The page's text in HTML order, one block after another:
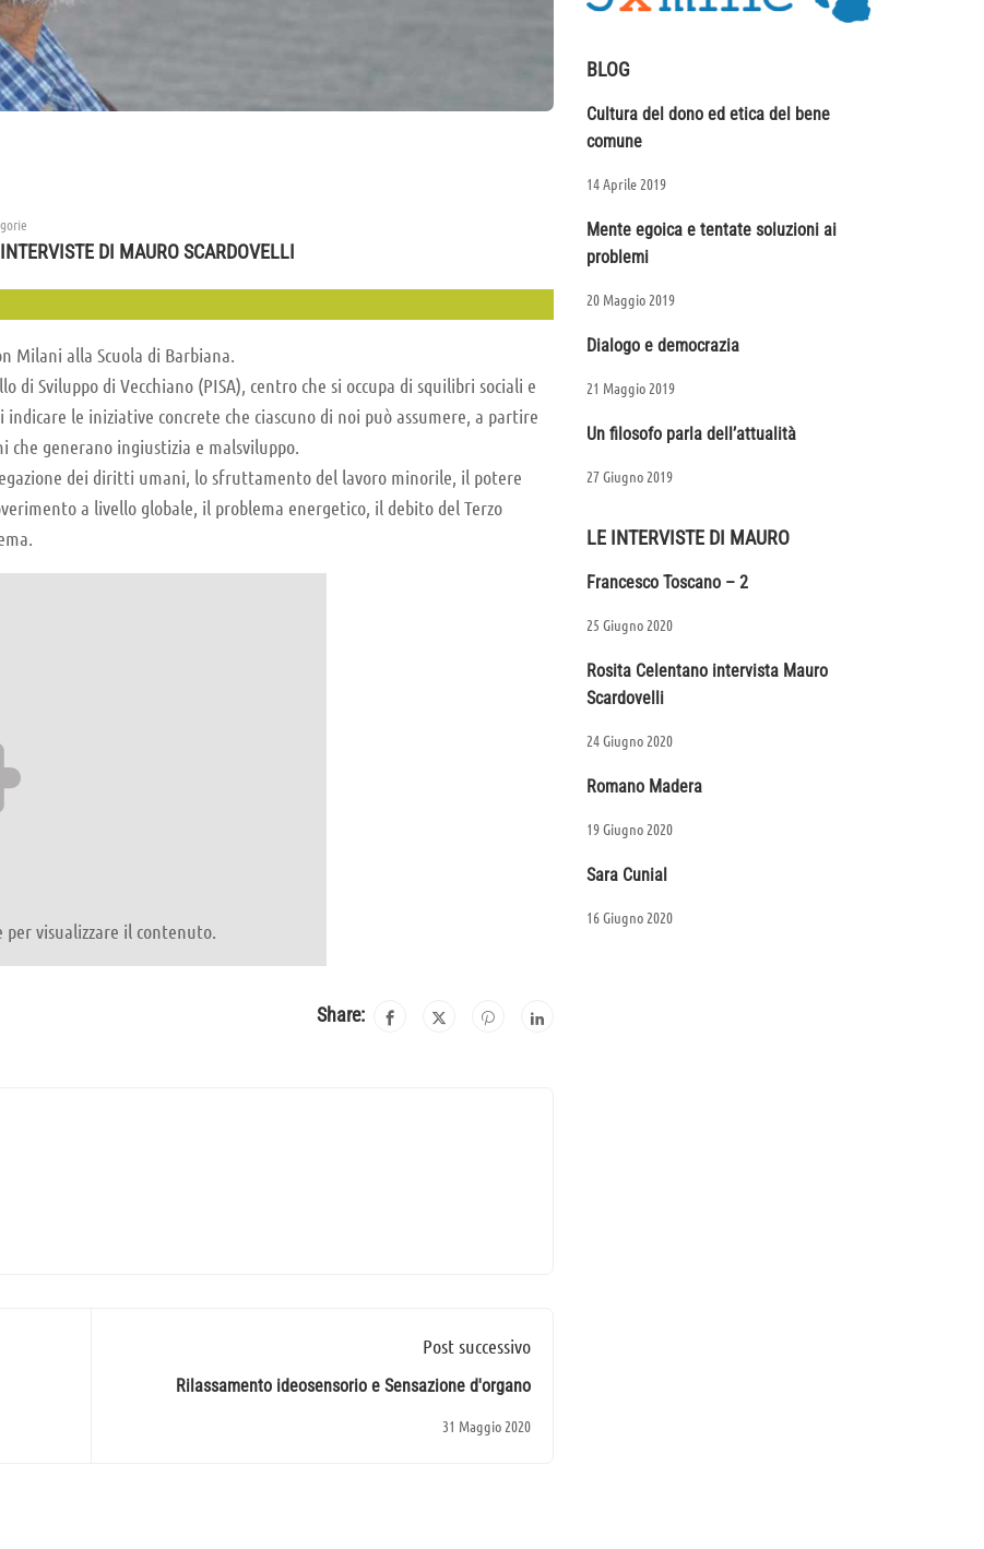
DI MAURO SCARDOVELLI
Milani alla Scuola di Barbiana.
di Sviluppo di Vecchiano (PISA), centro che si occupa di squilibri sociali e
le iniziative concrete che ciascuno di noi può assumere, a partire
che generano ingiustizia e malsviluppo.
dei diritti umani, lo sfruttamento del lavoro minorile, il potere
a livello globale, il problema energetico, il debito del Terzo
per visualizzare il contenuto.
Share:
Post successivo
Rilassamento ideosensorio e Sensazione d'organo
31 Maggio 2020
BLOG
Cultura del dono ed etica del bene
comune
14 Aprile 2019
Mente egoica e tentate soluzioni ai
problemi
20 Maggio 2019
Dialogo e democrazia
21 Maggio 2019
Un filosofo parla dell’attualità
27 Giugno 2019
LE INTERVISTE DI MAURO
Francesco Toscano – 2
25 Giugno 2020
Rosita Celentano intervista Mauro
Scardovelli
24 Giugno 2020
Romano Madera
19 Giugno 2020
Sara Cunial
16 Giugno 2020